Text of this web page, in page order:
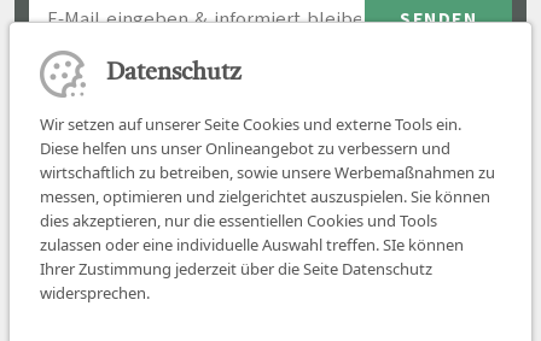
Job finden
Datenschutz
Wir setzen auf unserer Seite Cookies und externe Tools ein.
Diese helfen uns unser Onlineangebot zu verbessern und
wirtschaftlich zu betreiben, sowie unsere Werbemaßnahmen zu
messen, optimieren und zielgerichtet auszuspielen. Sie können
dies akzeptieren, nur die essentiellen Cookies und Tools
zulassen oder eine individuelle Auswahl treffen. SIe können
Ihrer Zustimmung jederzeit über die Seite Datenschutz
widersprechen.